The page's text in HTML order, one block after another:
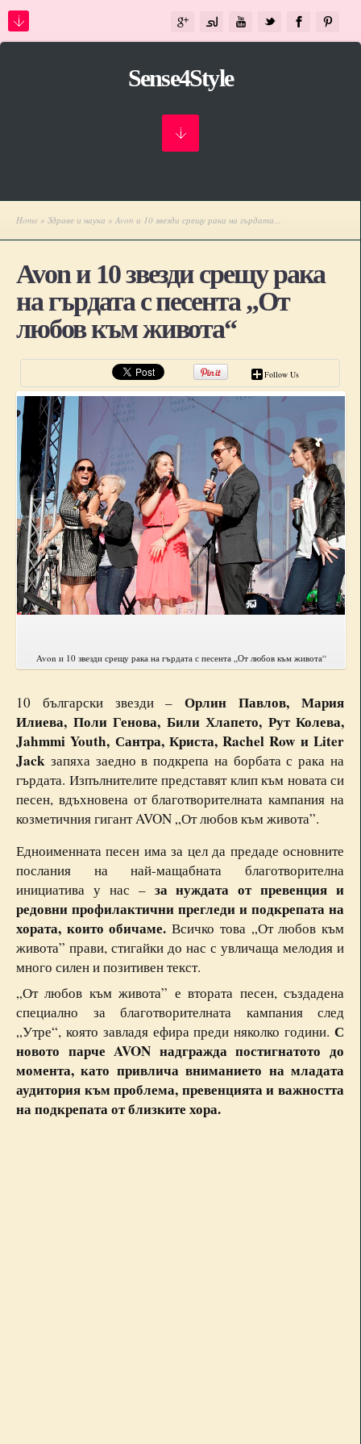
Sense4Style
Home » Здраве и наука » Avon и 10 звезди срещу рака на гърдата...
Avon и 10 звезди срещу рака
на гърдата с песента „От
любов към живота“
Follow Us
Avon и 10 звезди срещу рака на гърдата с песента „От любов към живота“
10 български звезди –Орлин Павлов, Мария
Илиева, Поли Генова, Били Хлапето, Рут Колева,
Jahmmi Youth, Сантра, Криста, Rachel Row и Liter
Jack запяха заедно в подкрепа на борбата с рака на
гърдата. Изпълнителите представят клип към новата си
песен, вдъхновена от благотворителната кампания на
козметичния гигант AVON „От любов към живота”.
Едноименната песен има за цел да предаде основните
послания на най-мащабната благотворителна
инициатива у нас – за нуждата от превенция и
редовни профилактични прегледи и подкрепата на
хората, които обичаме. Всичко това „От любов към
живота” прави, стигайки до нас с увличаща мелодия и
много силен и позитивен текст.
„От любов към живота” е втората песен, създадена
специално за благотворителната кампания след
„Утре“, която завладя ефира преди няколко години. С
новото парче AVON надгражда постигнатото до
момента, като привлича вниманието на младата
аудитория към проблема, превенцията и важността
на подкрепата от близките хора.